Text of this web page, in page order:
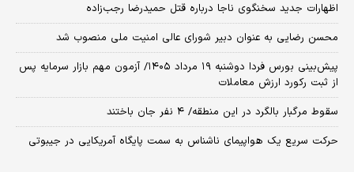
اظهارات جدید سخنگوی ناجا درباره قتل حمیدرضا رجب‌زاده
محسن رضایی به عنوان دبیر شورای عالی امنیت ملی منصوب شد
​پیش‌بینی بورس فردا دوشنبه ۱۹ مرداد ۱۴۰۵/ آزمون مهم بازار سرمایه پس
از ثبت رکورد ارزش معاملات
سقوط مرگبار بالگرد در این منطقه/ ۴ نفر جان باختند
حرکت سریع یک هواپیمای ناشناس به سمت پایگاه آمریکایی در جیبوتی